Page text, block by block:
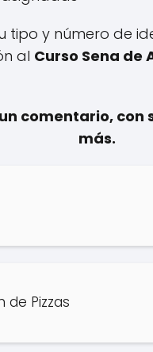
tipo y número de
al Curso Sena de
comentario,
más.
de Pizzas